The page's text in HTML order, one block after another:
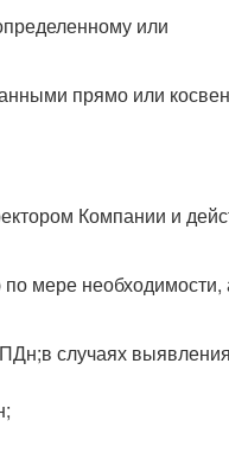
или
прямо или
Компании и
мере необходимости,
случаях выявления